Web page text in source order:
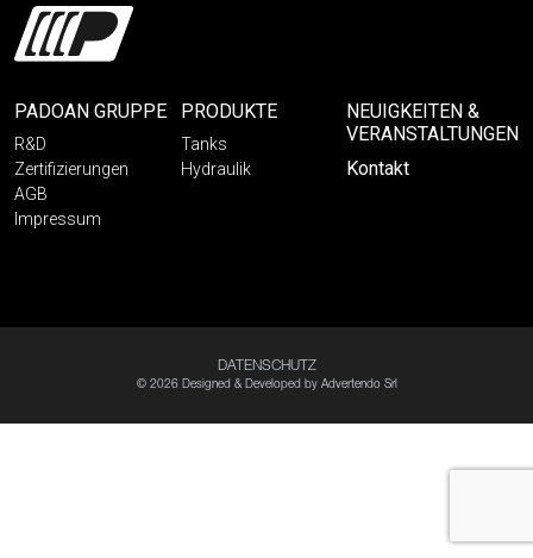
PADOAN GRUPPE
R&D
Zertifizierungen
AGB
Impressum
PRODUKTE
Tanks
Hydraulik
NEUIGKEITEN &
VERANSTALTUNGEN
Kontakt
DATENSCHUTZ
© 2026 Designed & Developed by Advertendo Srl